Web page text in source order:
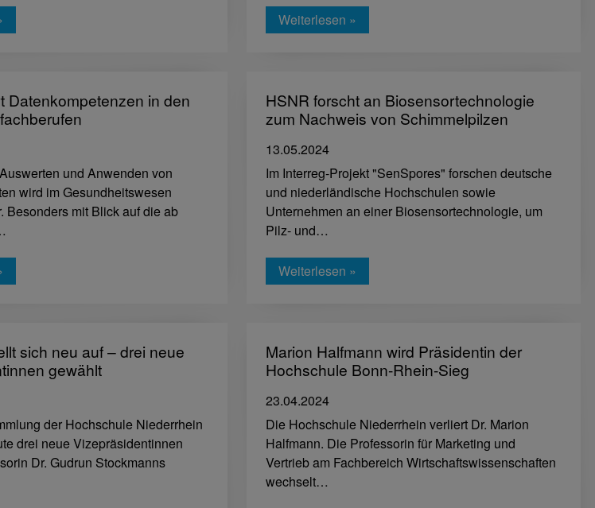
Weiterlesen »
Datenkompetenzen in den
und Anwenden von
wird im Gesundheitswesen
Besonders mit Blick auf die ab
HSNR forscht an Biosensortechnologie
zum Nachweis von Schimmelpilzen
13.05.2024
Im Interreg-Projekt "SenSpores" forschen deutsche
und niederländische Hochschulen sowie
Unternehmen an einer Biosensortechnologie, um
Pilz- und…
Weiterlesen »
sich neu auf – drei neue
gewählt
der Hochschule Niederrhein
drei neue Vizepräsidentinnen
Dr. Gudrun Stockmanns
Marion Halfmann wird Präsidentin der
Hochschule Bonn-Rhein-Sieg
23.04.2024
Die Hochschule Niederrhein verliert Dr. Marion
Halfmann. Die Professorin für Marketing und
Vertrieb am Fachbereich Wirtschaftswissenschaften
wechselt…